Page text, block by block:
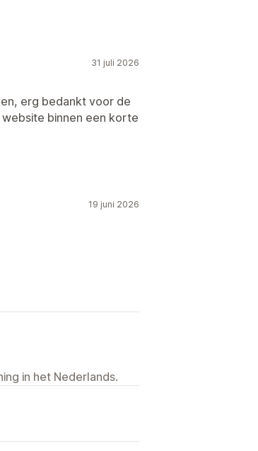
31 juli 2026
erg bedankt voor de
binnen een korte
19 juni 2026
in het Nederlands.